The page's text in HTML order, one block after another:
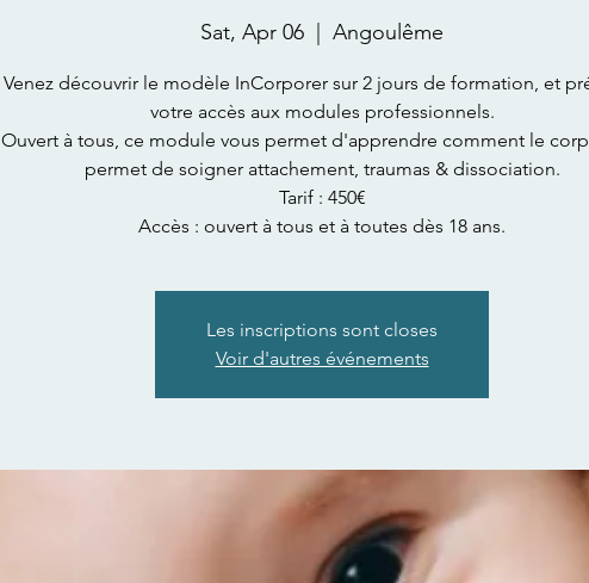
Sat, Apr 06 Angoulême
Venez découvrir le modèle InCorporer sur 2 jours de formation, et
votre accès aux modules professionnels.
Ouvert à tous, ce module vous permet d'apprendre comment le
permet de soigner attachement, traumas & dissociation.
Tarif : 450€
Accès : ouvert à tous et à toutes dès 18 ans.
Les inscriptions sont closes
Voir d'autres événements